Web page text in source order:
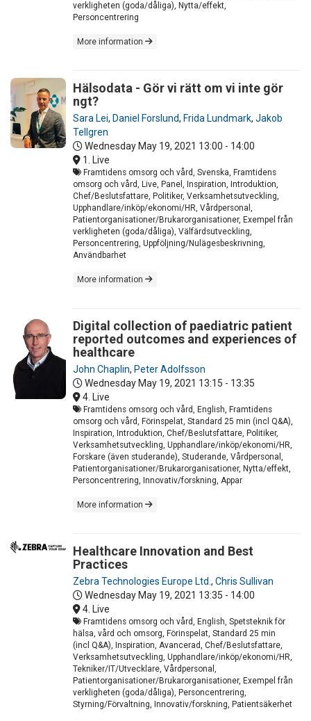
verkligheten (goda/dåliga), Nytta/effekt,
Personcentrering
More information
Hälsodata - Gör vi rätt om vi inte gör
ngt?
Sara Lei, Daniel Forslund, Frida Lundmark, Jakob
Tellgren
Wednesday May 19, 2021 13:00 - 14:00
1. Live
Framtidens omsorg och vård, Svenska, Framtidens
omsorg och vård, Live, Panel, Inspiration, Introduktion,
Chef/Beslutsfattare, Politiker, Verksamhetsutveckling,
Upphandlare/inköp/ekonomi/HR, Vårdpersonal,
Patientorganisationer/Brukarorganisationer, Exempel från
verkligheten (goda/dåliga), Välfärdsutveckling,
Personcentrering, Uppföljning/Nulägesbeskrivning,
Användbarhet
More information
Digital collection of paediatric patient
reported outcomes and experiences of
healthcare
John Chaplin, Peter Adolfsson
Wednesday May 19, 2021 13:15 - 13:35
4. Live
Framtidens omsorg och vård, English, Framtidens
omsorg och vård, Förinspelat, Standard 25 min (incl Q&A),
Inspiration, Introduktion, Chef/Beslutsfattare, Politiker,
Verksamhetsutveckling, Upphandlare/inköp/ekonomi/HR,
Forskare (även studerande), Studerande, Vårdpersonal,
Patientorganisationer/Brukarorganisationer, Nytta/effekt,
Personcentrering, Innovativ/forskning, Appar
More information
Healthcare Innovation and Best
Practices
Zebra Technologies Europe Ltd., Chris Sullivan
Wednesday May 19, 2021 13:35 - 14:00
4. Live
Framtidens omsorg och vård, English, Spetsteknik för
hälsa, vård och omsorg, Förinspelat, Standard 25 min
(incl Q&A), Inspiration, Avancerad, Chef/Beslutsfattare,
Verksamhetsutveckling, Upphandlare/inköp/ekonomi/HR,
Tekniker/IT/Utvecklare, Vårdpersonal,
Patientorganisationer/Brukarorganisationer, Exempel från
verkligheten (goda/dåliga), Personcentrering,
Styrning/Förvaltning, Innovativ/forskning, Patientsäkerhet